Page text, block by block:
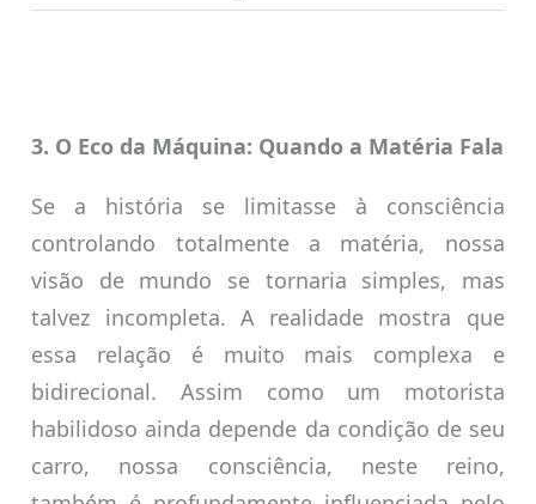
3. O Eco da Máquina: Quando a Matéria Fala
Se a história se limitasse à consciência
controlando totalmente a matéria, nossa
visão de mundo se tornaria simples, mas
talvez incompleta. A realidade mostra que
essa relação é muito mais complexa e
bidirecional. Assim como um motorista
habilidoso ainda depende da condição de seu
carro, nossa consciência, neste reino,